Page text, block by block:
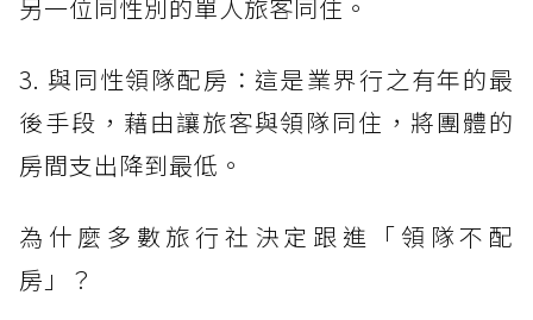
另一位同性別的單人旅客同住。
3. 與同性領隊配房：這是業界行之有年的最
後手段，藉由讓旅客與領隊同住，將團體的
房間支出降到最低。
為什麼多數旅行社決定跟進「領隊不配
房」？